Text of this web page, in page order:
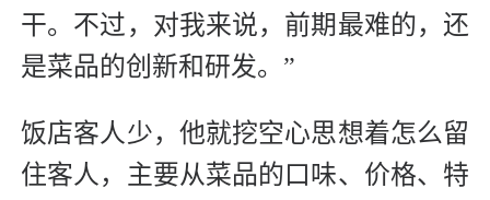
干。不过，对我来说，前期最难的，还
是菜品的创新和研发。”
饭店客人少，他就挖空心思想着怎么留
住客人，主要从菜品的口味、价格、特